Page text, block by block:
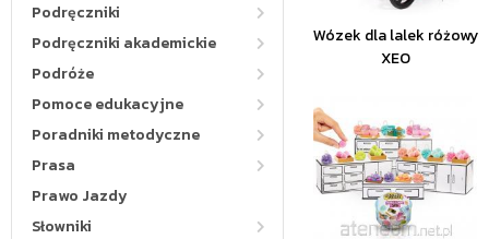
Podręczniki
Podręczniki akademickie
Podróże
Pomoce edukacyjne
Poradniki metodyczne
Prasa
Prawo Jazdy
Słowniki
Wózek dla lalek różowy
XEO